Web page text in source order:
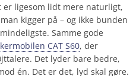
er ligesom lidt mere naturligt,
kigger på – og ikke bunden
Samme gode
CAT S60, der
Det lyder bare bedre,
én. Det er det, lyd skal gøre.